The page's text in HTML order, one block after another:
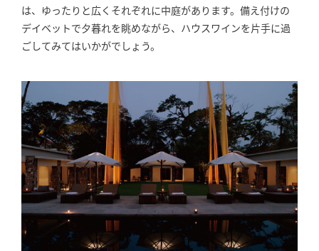
は、ゆったりと広くそれぞれに中庭があります。備え付けの
デイベットで夕暮れを眺めながら、ハウスワインを片手に過
ごしてみてはいかがでしょう。